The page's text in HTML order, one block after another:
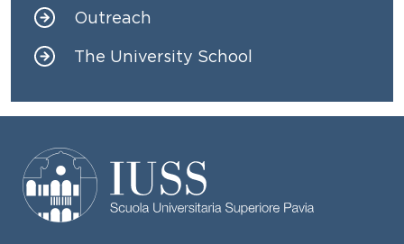
Outreach
The University School